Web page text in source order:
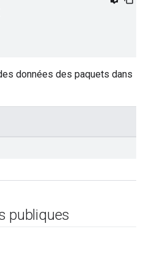
données des paquets dans
publiques